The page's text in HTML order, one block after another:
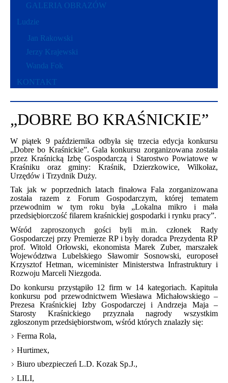
GALERIA OBRAZÓW
Ludzie
Jan Rakowski
Jerzy Krajewski
Wanda Fok
KONTAKT
„DOBRE BO KRAŚNICKIE”
W piątek 9 października odbyła się trzecia edycja konkursu
„Dobre bo Kraśnickie”. Gala konkursu zorganizowana została
przez Kraśnicką Izbę Gospodarczą i Starostwo Powiatowe w
Kraśniku oraz gminy: Kraśnik, Dzierzkowice, Wilkołaz,
Urzędów i Trzydnik Duży.
Tak jak w poprzednich latach finałowa Fala zorganizowana
została razem z Forum Gospodarczym, której tematem
przewodnim w tym roku była „Lokalna mikro i mała
przedsiębiorczość filarem kraśnickiej gospodarki i rynku pracy”.
Wśród zaproszonych gości byli m.in. członek Rady
Gospodarczej przy Premierze RP i były doradca Prezydenta RP
prof. Witold Orłowski, ekonomista Marek Zuber, marszałek
Województwa Lubelskiego Sławomir Sosnowski, europoseł
Krzysztof Hetman, wiceminister Ministerstwa Infrastruktury i
Rozwoju Marceli Niezgoda.
Do konkursu przystąpiło 12 firm w 14 kategoriach. Kapituła
konkursu pod przewodnictwem Wiesława Michałowskiego –
Prezesa Kraśnickiej Izby Gospodarczej i Andrzeja Maja –
Starosty Kraśnickiego przyznała nagrody wszystkim
zgłoszonym przedsiębiorstwom, wśród których znalazły się:
Ferma Rola,
Hurtimex,
Biuro ubezpieczeń L.D. Kozak Sp.J.,
LILI,